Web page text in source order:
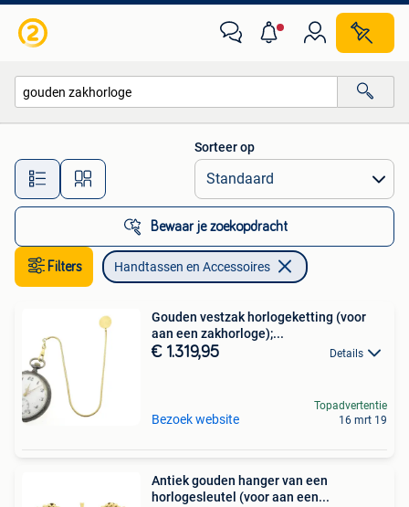
Alle afstanden…
Sorteer op
Bewaar je zoekopdracht
Filters Handtassen en Accessoires
Gouden vestzak horlogeketting (voor
aan een zakhorloge);...
€ 1.319,95 Details
Bezoek website
Topadvertentie
16 mrt 19
Antiek gouden hanger van een
horlogesleutel (voor aan een...